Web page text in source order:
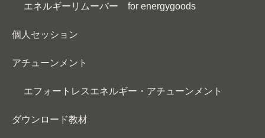
エネルギーリムーバー for energygoods
個人セッション
アチューンメント
エフォートレスエネルギー・アチューンメント
ダウンロード教材